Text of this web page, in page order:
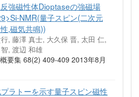
強磁性体Dioptaseの強磁場
NMR(量子スピン(二次元
,磁気共鳴))
, 藤澤 真士, 大久保 晋, 太田 仁,
, 渡辺 和雄
要集 68(2) 409-409 2013年8月
ラトーを示す量子スピン磁性